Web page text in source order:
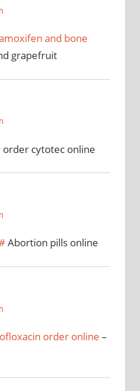
and bone
grapefruit
order cytotec online
Abortion pills online
order online –